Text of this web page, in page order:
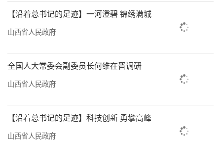
中央资金72.66亿元、下达省级配套补贴资金
4.72亿元，支持全省大规模设备更新、汽车报
品换新等“两新”政策落地落实。
持续推进“两新”政策，有效调动了企业
设备工器具购置投资增长8.1%，快于全部投资
6.1个百分点，对全部投资的贡献率达50.1%，
【沿着总书记的足迹】一河澄碧 锦绣满城
山西省人民政府
全国人大常委会副委员长何维在晋调研
山西省人民政府
【沿着总书记的足迹】科技创新 勇攀高峰
山西省人民政府